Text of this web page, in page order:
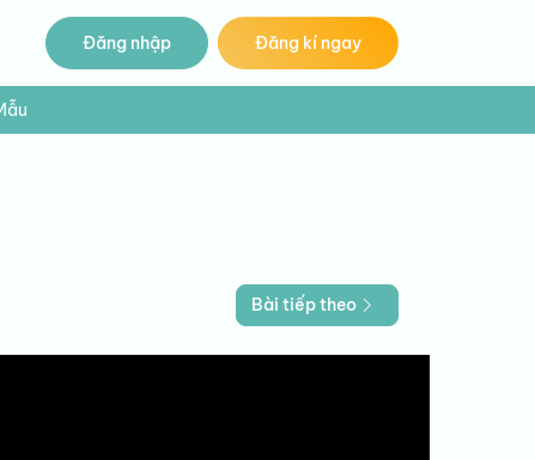
Đăng nhập Đăng kí ngay
Bài tiếp theo